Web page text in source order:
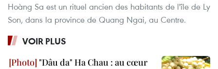
Hoàng Sa est un rituel ancien des habitants de l'île de Ly
Son, dans la province de Quang Ngai, au Centre.
VOIR PLUS
"Dâu da" Ha Chau : au cœur